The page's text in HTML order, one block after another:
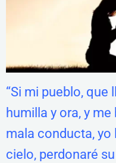
“Si mi pueblo, que
humilla y ora, y
mala conducta, yo
cielo, perdonaré